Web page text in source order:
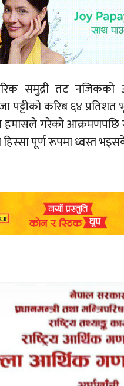
समुद्री तट नजिकको
करिब ६४
हमासले गरेको
पूर्ण रूपमा ध्वस्त